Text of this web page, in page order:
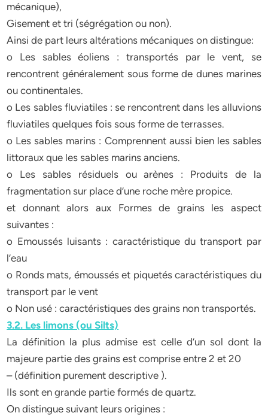
mécanique),
Gisement et tri (ségrégation ou non).
Ainsi de part leurs altérations mécaniques on distingue:
o Les sables éoliens : transportés par le vent, se
rencontrent généralement sous forme de dunes marines
ou continentales.
o Les sables fluviatiles : se rencontrent dans les alluvions
fluviatiles quelques fois sous forme de terrasses.
o Les sables marins : Comprennent aussi bien les sables
littoraux que les sables marins anciens.
o Les sables résiduels ou arènes : Produits de la
fragmentation sur place d’une roche mère propice.
et donnant alors aux Formes de grains les aspect
suivantes :
o Emoussés luisants : caractéristique du transport par
l’eau
o Ronds mats, émoussés et piquetés caractéristiques du
transport par le vent
o Non usé : caractéristiques des grains non transportés.
3.2. Les limons (ou Silts)
La définition la plus admise est celle d’un sol dont la
majeure partie des grains est comprise entre 2 et 20
– (définition purement descriptive ).
Ils sont en grande partie formés de quartz.
On distingue suivant leurs origines :